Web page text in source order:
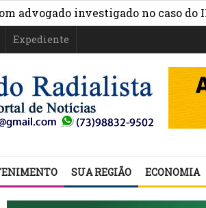
investigado no caso do INSS »
Expediente
SUA REGIÃO ECONOMIA